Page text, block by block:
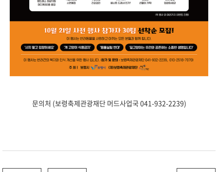
문의처 (보령축제관광재단 머드사업국 041-932-2239)